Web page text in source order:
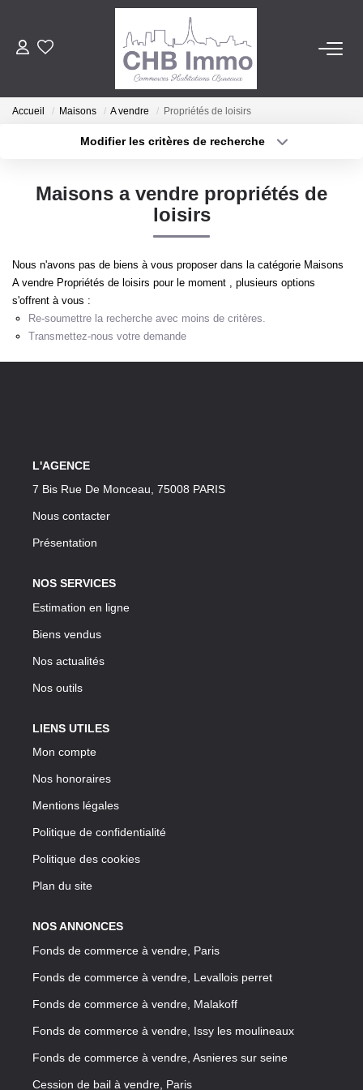
ESTIMATION
GESTION
NOTRE AGENCE
Accueil Maisons A vendre Propriétés de loisirs
Modifier les critères de recherche
Type de bien
Maisons a vendre propriétés de
loisirs
Nous n'avons pas de biens à vous proposer dans la catégorie Maisons
A vendre Propriétés de loisirs pour le moment , plusieurs options
s'offrent à vous :
Re-soumettre la recherche avec moins de critères.
Transmettez-nous votre demande
L'AGENCE
7 Bis Rue De Monceau, 75008 PARIS
Nous contacter
Présentation
NOS SERVICES
Estimation en ligne
Biens vendus
Nos actualités
Nos outils
LIENS UTILES
Mon compte
Nos honoraires
Mentions légales
Politique de confidentialité
Politique des cookies
Plan du site
NOS ANNONCES
Fonds de commerce à vendre, Paris
Fonds de commerce à vendre, Levallois perret
Fonds de commerce à vendre, Malakoff
Fonds de commerce à vendre, Issy les moulineaux
Fonds de commerce à vendre, Asnieres sur seine
Cession de bail à vendre, Paris